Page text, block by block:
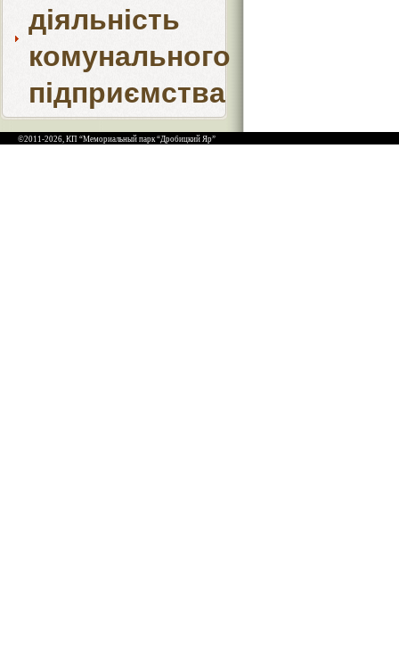
діяльність
комунального
підприємства
©2011-2026, КП “Мемориальный парк “Дробицкий Яр”